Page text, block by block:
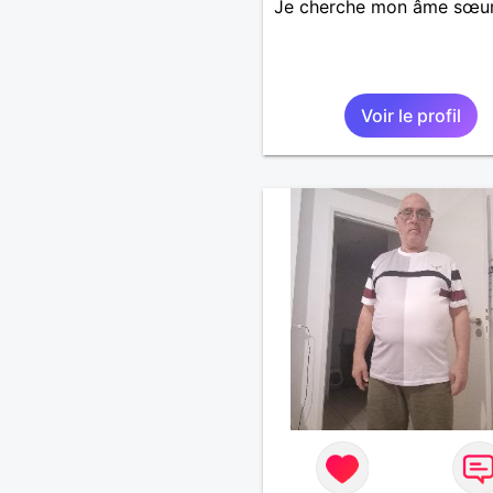
Je cherche mon âme
Voir le profil